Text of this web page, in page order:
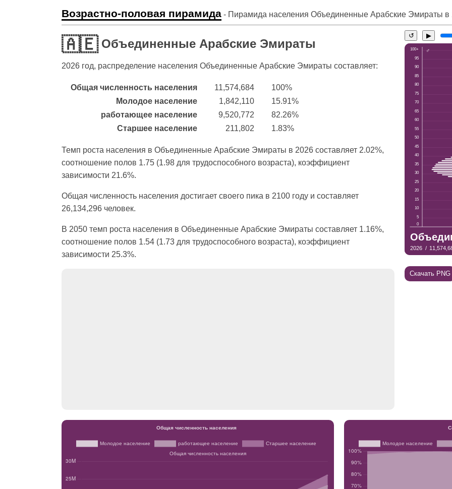
Возрастно-половая пирамида - Пирамида населения Объединенные Арабские Эмираты в
🇦🇪Объединенные Арабские Эмираты
2026 год, распределение населения Объединенные Арабские Эмираты составляет:
Общая численность населения 11,574,684
100%
Молодое население
1,842,110
15.91%
работающее население
9,520,772
82.26%
Старшее население
211,802 1.83%
Темп роста населения в Объединенные Арабские Эмираты в 2026 составляет 2.02%,
соотношение полов 1.75 (1.98 для трудоспособного возраста), коэффициент
зависимости 21.6%.
Общая численность населения достигает своего пика в 2100 году и составляет
26,134,296 человек.
В 2050 темп роста населения в Объединенные Арабские Эмираты составляет 1.16%,
соотношение полов 1.54 (1.73 для трудоспособного возраста), коэффициент
зависимости 25.3%.
↺ ▶
Скачать PNG